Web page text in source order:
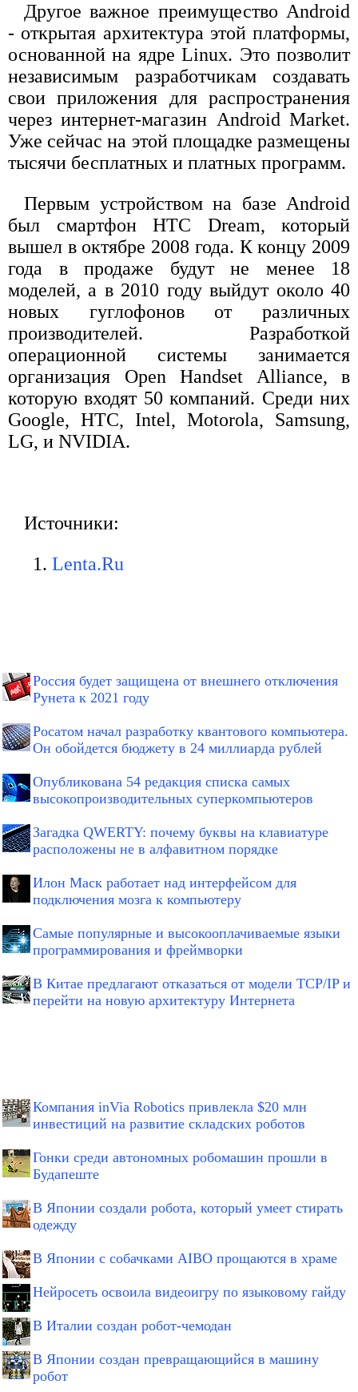
Другое важное преимущество Android
- открытая архитектура этой платформы,
основанной на ядре Linux. Это позволит
независимым разработчикам создавать
свои приложения для распространения
через интернет-магазин Android Market.
Уже сейчас на этой площадке размещены
тысячи бесплатных и платных программ.
Первым устройством на базе Android
был смартфон HTC Dream, который
вышел в октябре 2008 года. К концу 2009
года в продаже будут не менее 18
моделей, а в 2010 году выйдут около 40
новых гуглофонов от различных
производителей. Разработкой
операционной системы занимается
организация Open Handset Alliance, в
которую входят 50 компаний. Среди них
Google, HTC, Intel, Motorola, Samsung,
LG, и NVIDIA.
Источники:
Lenta.Ru
Россия будет защищена от внешнего отключения
Рунета к 2021 году
Росатом начал разработку квантового компьютера.
Он обойдется бюджету в 24 миллиарда рублей
Опубликована 54 редакция списка самых
высокопроизводительных суперкомпьютеров
Загадка QWERTY: почему буквы на клавиатуре
расположены не в алфавитном порядке
Илон Маск работает над интерфейсом для
подключения мозга к компьютеру
Самые популярные и высокооплачиваемые языки
программирования и фреймворки
В Китае предлагают отказаться от модели TCP/IP и
перейти на новую архитектуру Интернета
Компания inVia Robotics привлекла $20 млн
инвестиций на развитие складских роботов
Гонки среди автономных робомашин прошли в
Будапеште
В Японии создали робота, который умеет стирать
одежду
В Японии с собачками AIBO прощаются в храме
Нейросеть освоила видеоигру по языковому гайду
В Италии создан робот-чемодан
В Японии создан превращающийся в машину
робот